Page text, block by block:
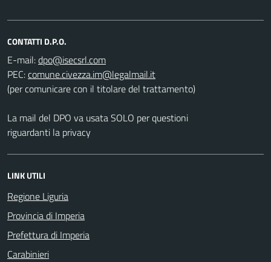
CONTATTI D.P.O.
E-mail:
PEC:
(per comunicare con il titolare del trattamento)
La mail del DPO va usata SOLO per questioni
riguardanti la privacy
LINK UTILI
Regione Liguria
Provincia di Imperia
Prefettura di Imperia
Carabinieri